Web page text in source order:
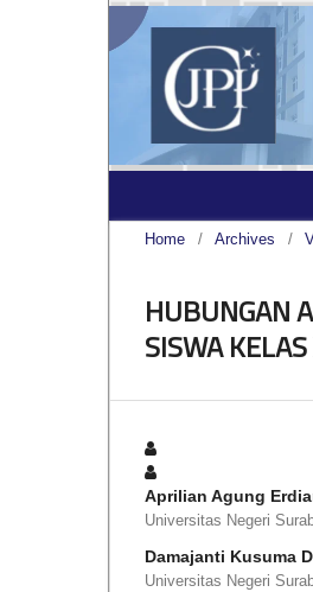
Home / Archives /
HUBUNGAN
SISWA
Aprilian Agung
Universitas Negeri
Damajanti Kusuma
Universitas Negeri